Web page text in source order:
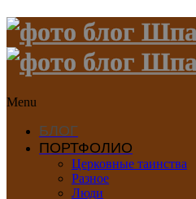
Menu
БЛОГ
ПОРТФОЛИО
Церковные таинства
Разное
Люди